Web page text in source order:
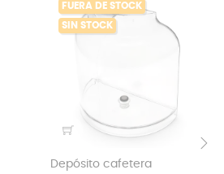
FUERA DE STOCK
SIN STOCK
Depósito cafetera